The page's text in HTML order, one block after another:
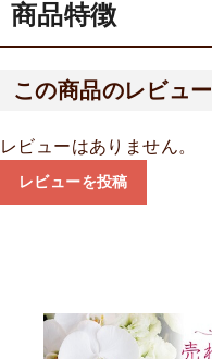
商品特徴
この商品のレビュー
レビューはありません。
レビューを投稿